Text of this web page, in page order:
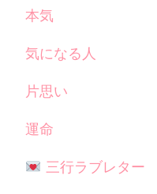
本気
気になる人
片思い
運命
三行ラブレター